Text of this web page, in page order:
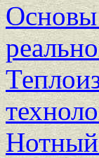
Основы
Нотный